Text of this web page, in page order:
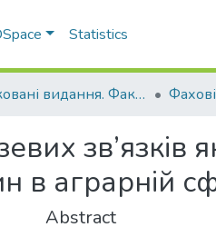
Statistics
Друковані видання. Факультет обліку та фінансів
зв’язків
в аграрній
Abstract